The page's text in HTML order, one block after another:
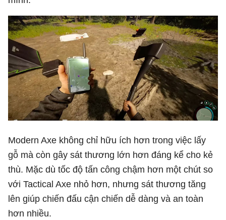
Modern Axe không chỉ hữu ích hơn trong việc lấy
gỗ mà còn gây sát thương lớn hơn đáng kể cho kẻ
thù. Mặc dù tốc độ tấn công chậm hơn một chút so
với Tactical Axe nhỏ hơn, nhưng sát thương tăng
lên giúp chiến đấu cận chiến dễ dàng và an toàn
hơn nhiều.